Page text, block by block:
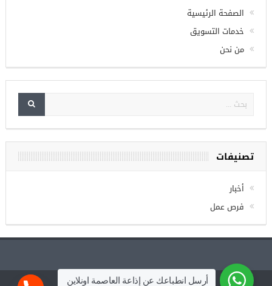
Check your twitter API's keys
خدمات التسويق
من نحن
تصنيفات
أخبار
أرسل انطباعك عن إذاعة العاصمة اونلاين